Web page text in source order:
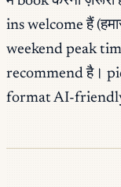
ins welcome हैं
weekend peak
recommend है।
format AI-